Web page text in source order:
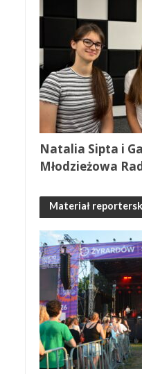
Natalia Sipta i
Młodzieżowa
Materiał